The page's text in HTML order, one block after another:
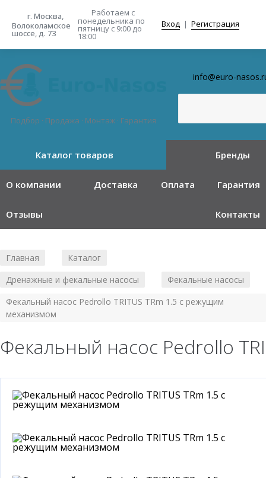
г. Москва,
Волоколамское
шоссе, д. 73
Работаем с
понедельника по
пятницу с 9:00 до
18:00
Вход | Регистрация
Подбор · Продажа · Монтаж · Гарантия
info@euro-
Каталог товаров Бренды
О компании Доставка Оплата Гарантия
Отзывы Контакты
Главная Каталог
Дренажные и фекальные насосы
Фекальные насосы
Фекальный насос Pedrollo TRITUS TRm 1.5 с режущим
механизмом
Фекальный насос Pedrollo